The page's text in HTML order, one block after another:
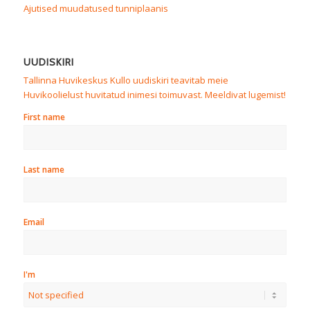
Ajutised muudatused tunniplaanis
UUDISKIRI
Tallinna Huvikeskus Kullo uudiskiri teavitab meie
Huvikoolielust huvitatud inimesi toimuvast. Meeldivat lugemist!
First name
Last name
Email
I'm